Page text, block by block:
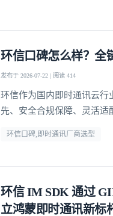
环信口碑怎么样？全
发布于 2026-07-22 | 阅读 414
环信作为国内即时通讯云行
先、安全合规保障、灵活适
环信口碑,即时通讯厂商选型
环信 IM SDK 通过
立鸿蒙即时通讯新标